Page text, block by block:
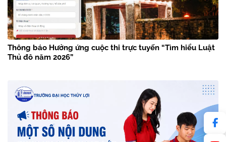
Thông báo Hưởng ứng cuộc thi trực tuyến “Tìm hiểu Luật
Thủ đô năm 2026”